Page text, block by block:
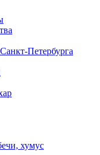
Петербурга
хумус